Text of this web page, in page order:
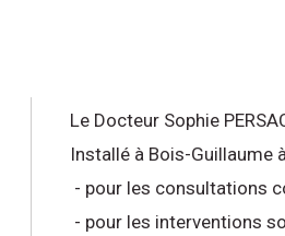
Le Docteur Sophie
Installé à Bois-Guillaume
- pour les consultations
- pour les interventions